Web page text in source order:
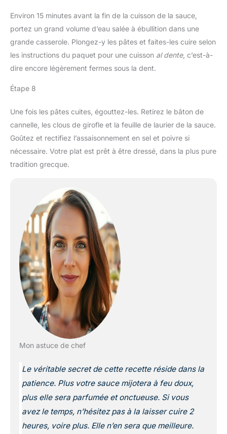
Environ 15 minutes avant la fin de la cuisson de la sauce,
portez un grand volume d’eau salée à ébullition dans une
grande casserole. Plongez-y les pâtes et faites-les cuire selon
les instructions du paquet pour une cuisson al dente, c’est-à-
dire encore légèrement fermes sous la dent.
Étape 8
Une fois les pâtes cuites, égouttez-les. Retirez le bâton de
cannelle, les clous de girofle et la feuille de laurier de la sauce.
Goûtez et rectifiez l’assaisonnement en sel et poivre si
nécessaire. Votre plat est prêt à être dressé, dans la plus pure
tradition grecque.
Mon astuce de chef
Le véritable secret de cette recette réside dans la
patience. Plus votre sauce mijotera à feu doux,
plus elle sera parfumée et onctueuse. Si vous
avez le temps, n’hésitez pas à la laisser cuire 2
heures, voire plus. Elle n’en sera que meilleure.